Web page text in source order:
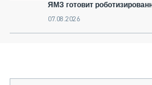
ЯМЗ готовит
07.08.2026